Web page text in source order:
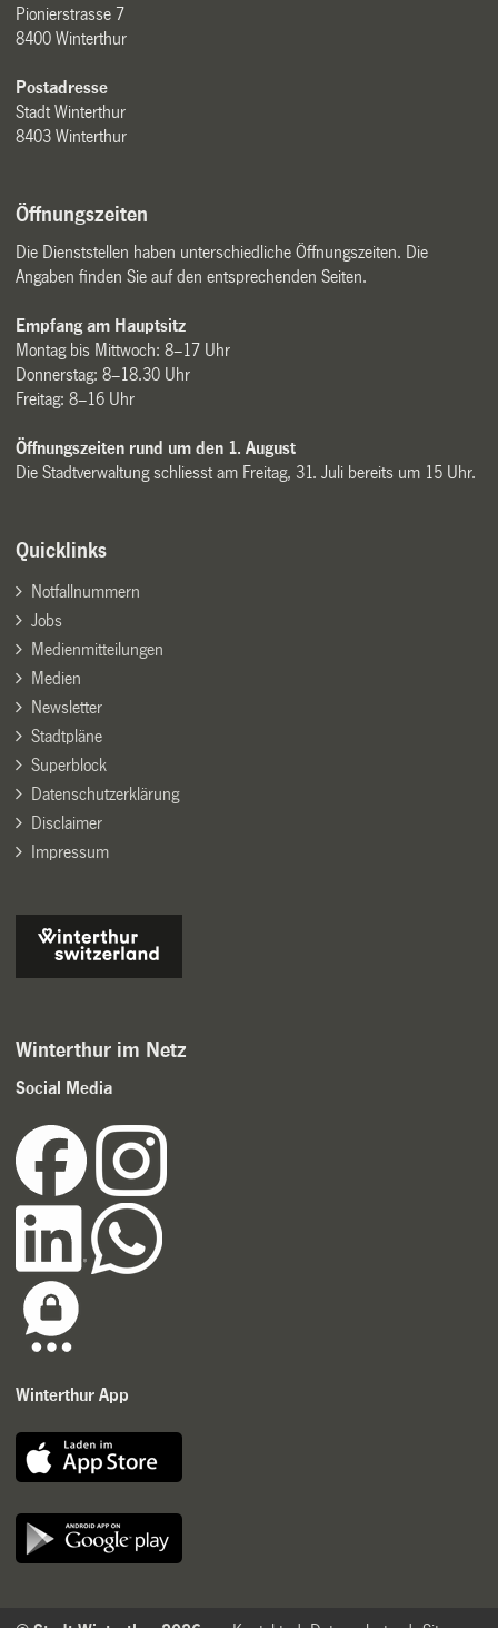
Pionierstrasse 7
8400 Winterthur
Postadresse
Stadt Winterthur
8403 Winterthur
Öffnungszeiten
Die Dienststellen haben unterschiedliche Öffnungszeiten. Die
Angaben finden Sie auf den entsprechenden Seiten.
Empfang am Hauptsitz
Montag bis Mittwoch: 8–17 Uhr
Donnerstag: 8–18.30 Uhr
Freitag: 8–16 Uhr
Öffnungszeiten rund um den 1. August
Die Stadtverwaltung schliesst am Freitag, 31. Juli bereits um 15 Uhr.
Quicklinks
Notfallnummern
Jobs
Medienmitteilungen
Medien
Newsletter
Stadtpläne
Superblock
Datenschutzerklärung
Disclaimer
Impressum
Winterthur im Netz
Social Media
Winterthur App